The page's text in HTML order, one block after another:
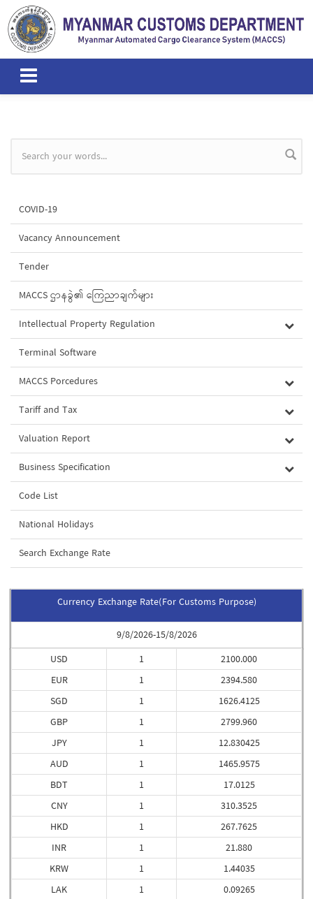
Skip to main content
Search form
COVID-19
Vacancy Announcement
Tender
MACCS ဌာနခွဲ၏ ကြေညာချက်များ
Intellectual Property Regulation
Terminal Software
MACCS Porcedures
Tariff and Tax
Valuation Report
Business Specification
Code List
National Holidays
Search Exchange Rate
Currency Exchange Rate(For Customs Purpose)
9/8/2026-15/8/2026
USD
EUR
SGD
GBP
JPY
AUD
BDT
CNY
HKD
INR
KRW
LAK
1
1
1
1
1
1
1
1
1
1
1
1
2100.000
2394.580
1626.4125
2799.960
12.830425
1465.9575
17.0125
310.3525
267.7625
21.880
1.44035
0.09265